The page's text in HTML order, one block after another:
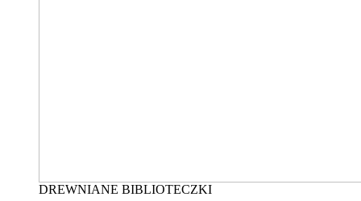
DREWNIANE BIBLIOTECZKI